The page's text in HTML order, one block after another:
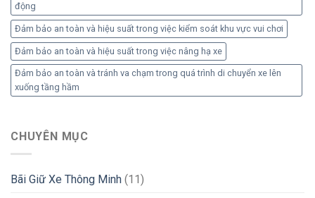
động
Đảm bảo an toàn và hiệu suất trong việc kiểm soát khu vực vui chơi
Đảm bảo an toàn và hiệu suất trong việc nâng hạ xe
Đảm bảo an toàn và tránh va chạm trong quá trình di chuyển xe lên
xuống tầng hầm
CHUYÊN MỤC
Bãi Giữ Xe Thông Minh (11)